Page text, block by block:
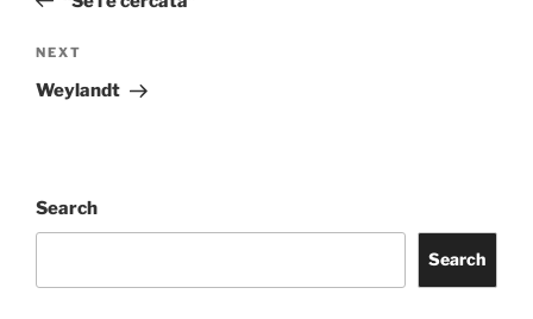
Next
Post
NEXT
Weylandt
Search
Search